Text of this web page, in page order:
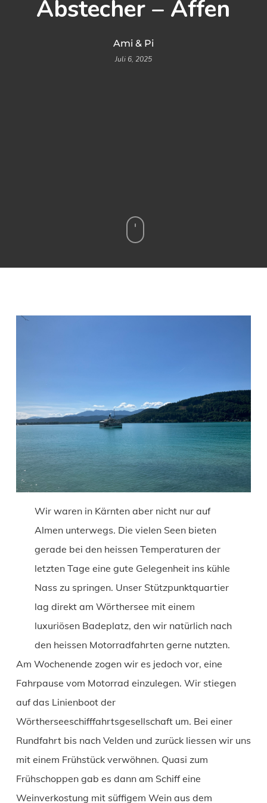
Abstecher – Affen
Ami & Pi
Juli 6, 2025
Wir waren in Kärnten aber nicht nur auf
Almen unterwegs. Die vielen Seen bieten
gerade bei den heissen Temperaturen der
letzten Tage eine gute Gelegenheit ins kühle
Nass zu springen. Unser Stützpunktquartier
lag direkt am Wörthersee mit einem
luxuriösen Badeplatz, den wir natürlich nach
den heissen Motorradfahrten gerne nutzten.
Am Wochenende zogen wir es jedoch vor, eine
Fahrpause vom Motorrad einzulegen. Wir stiegen
auf das Linienboot der
Wörtherseeschifffahrtsgesellschaft um. Bei einer
Rundfahrt bis nach Velden und zurück liessen wir uns
mit einem Frühstück verwöhnen. Quasi zum
Frühschoppen gab es dann am Schiff eine
Weinverkostung mit süffigem Wein aus dem